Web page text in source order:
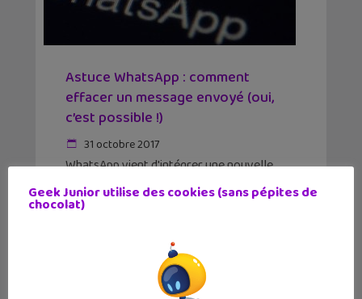
Astuce WhatsApp : comment
effacer un message envoyé (oui,
c’est possible !)
31 octobre 2017
WhatsApp vient d'intégrer une nouvelle
d'heureux : la possibilité d'annuler l’envoi
d’un message avant qu’il ne soit remis à son
7 minutes après l'envoi de ton
Geek Junior utilise des cookies (sans pépites de
chocolat)